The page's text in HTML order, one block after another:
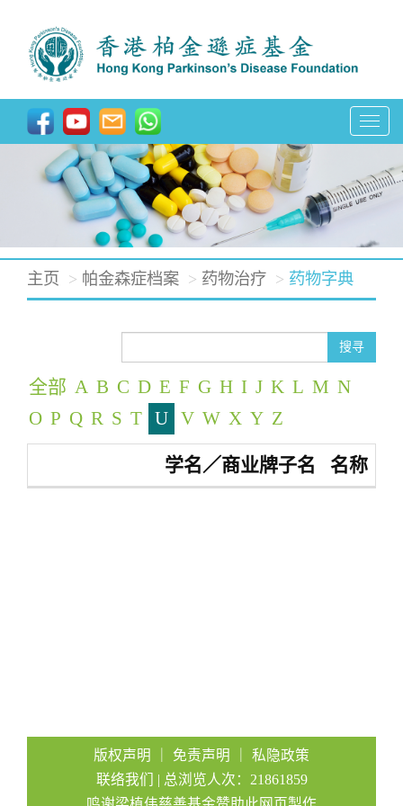
T
g
l
e
t
主页 帕金森症档案 药物治疗 药物字典
搜寻
全部 A B C D E F G H I J K L M N
O P Q R S T U V W X Y Z
学名／商业牌子名 名称
版权声明 免责声明
私隐政策
联络我们
| 总浏览人次：21861859